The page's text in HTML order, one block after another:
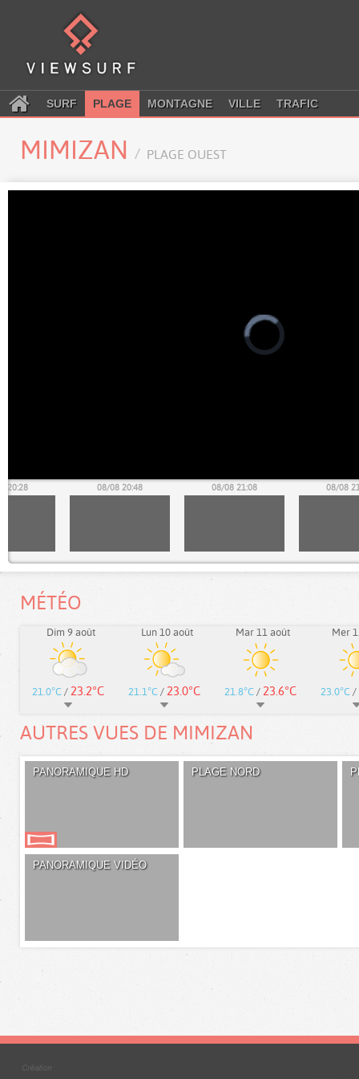
SURF PLAGE MONTAGNE VILLE TRAFIC
MIMIZAN PLAGE OUEST
20:28 08/08 20:48 08/08 21:08 08/08
MÉTÉO
Dim 9 août
21.0°C / 23.2°C
Lun 10 août
21.1°C / 23.0°C
Mar 11 août
21.8°C / 23.6°C
Mer
23.0°C /
AUTRES VUES DE MIMIZAN
PANORAMIQUE HD PLAGE NORD
PANORAMIQUE VIDÉO